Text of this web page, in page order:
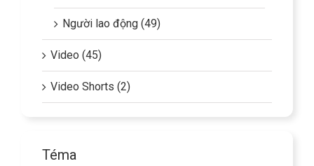
Người lao động (49)
Video (45)
Video Shorts (2)
Téma